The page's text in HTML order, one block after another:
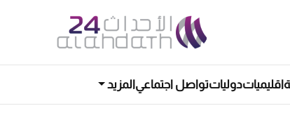
اقليمياتدولياتتواصل اجتماعيالمزيد